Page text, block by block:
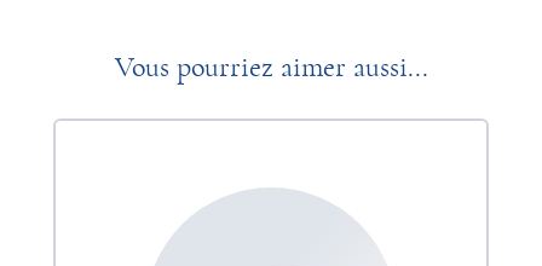
Vous pourriez aimer aussi...